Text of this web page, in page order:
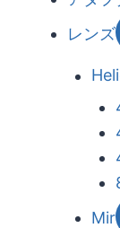
レンズ
Mir